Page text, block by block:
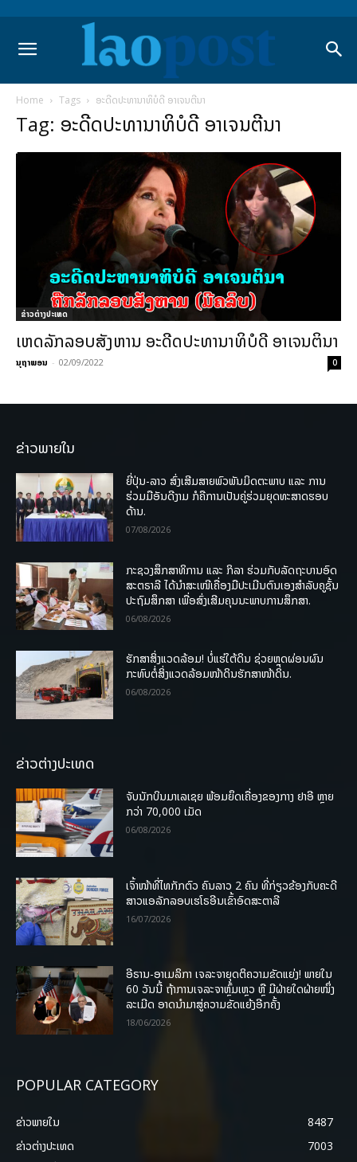
Home Tags ອະດີດປະທານາທິບໍດີ ອາເຈນຕີນາ
Tag: ອະດີດປະທານາທິບໍດີ ອາເຈນຕີນາ
ຂ່າວຕ່າງປະເທດ
ເຫດລັກລອບສັງຫານ ອະດີດປະທານາທິບໍດີ ອາເຈນຕິນາ
ນຸຖາພອນ - 02/09/2022 0
ຂ່າວພາຍໃນ
ຍີ່ປຸ່ນ-ລາວ ສົ່ງເສີມສາຍພົວພັນມິດຕະພາບ ແລະ ການ
ຮ່ວມມືອັນດີງາມ ກໍຄືການເປັນຄູ່ຮ່ວມຍຸດທະສາດຮອບ
ດ້ານ.
07/08/2026
ກະຊວງສຶກສາທິການ ແລະ ກິລາ ຮ່ວມກັບລັດຖະບານອົດ
ສະຕຣາລີ ໄດ້ນຳສະເໜີເຄື່ອງມືປະເມີນຕົນເອງສຳລັບຄູຊັ້ນ
ປະຖົມສຶກສາ ເພື່ອສົ່ງເສີມຄຸນນະພາບການສຶກສາ.
06/08/2026
ຮັກສາສິ່ງແວດລ້ອມ! ບໍ່ແຮ່ໃຕ້ດິນ ຊ່ວຍຫຼຸດຜ່ອນຜົນ
ກະທົບຕໍ່ສິ່ງແວດລ້ອມໜ້າດິນຮັກສາໜ້າດິນ.
06/08/2026
ຂ່າວຕ່າງປະເທດ
ຈັບນັກບິນມາເລເຊຍ ພ້ອມຍຶດເຄື່ອງຂອງກາງ ຢາອີ ຫຼາຍ
ກວ່າ 70,000 ເມັດ
06/08/2026
ເຈົ້າໜ້າທີ່ໄທກັກຕົວ ຄົນລາວ 2 ຄົນ ທີ່ກ່ຽວຂ້ອງກັບຄະດີ
ສາວແອລັກລອບເຮໂຣອີນເຂົ້າອົດສະຕາລີ
16/07/2026
ອີຣານ-ອາເມລິກາ ເຈລະຈາຍຸດຕິຄວາມຂັດແຍ່ງ! ພາຍໃນ
60 ວັນນີ້ ຖ້າການເຈລະຈາຫຼົ້ມເຫຼວ ຫຼື ມີຝ່າຍໃດຝ່າຍໜຶ່ງ
ລະເມີດ ອາດນໍາມາສູ່ຄວາມຂັດແຍ້ງອີກຄັ້ງ
18/06/2026
POPULAR CATEGORY
ຂ່າວພາຍ​ໃນ
8487
ຂ່າວຕ່າງປະເທດ
7003